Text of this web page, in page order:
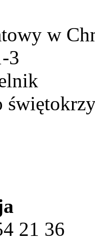
w
3
21 36